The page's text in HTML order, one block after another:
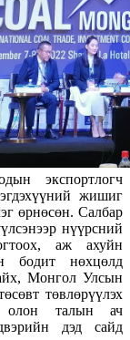
экспортлогч
жишиг
өрнөсөн. Салбар
нүүрсний
аж ахуйн
бодит нөхцөлд
Монгол Улсын
төвлөрүүлэх
олон талын ач
дэд сайд